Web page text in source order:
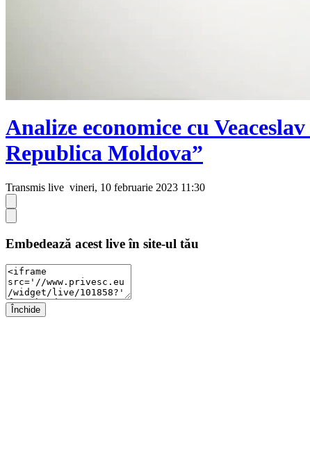
Analize economice cu
Republica Moldova”
Transmis live vineri, 10 februarie 2023 11:30
Embedează acest live în site-ul tău
Închide